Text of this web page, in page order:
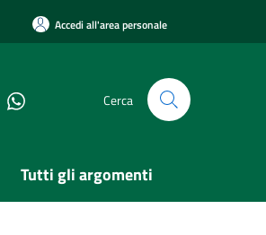
Accedi all'area personale
Cerca
Tutti gli argomenti